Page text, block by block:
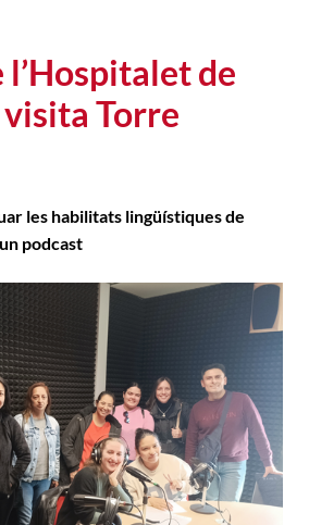
l’Hospitalet de
Torre
les habilitats lingüístiques de
podcast